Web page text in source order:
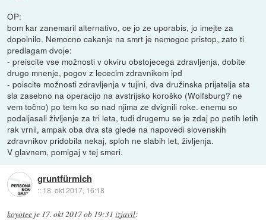
OP:
bom kar zanemaril alternativo, ce jo ze uporabis, jo imejte za
dopolnilo. Nemocno cakanje na smrt je nemogoc pristop, zato ti
predlagam dvoje:
- preiscite vse možnosti v okviru obstojecega zdravljenja, dobite
drugo mnenje, pogov z lececim zdravnikom ipd
- poiscite možnosti zdravljenja v tujini, dva družinska prijatelja sta
sla zasebno na operacijo na avstrijsko koroško (Wolfsburg? ne
vem točno) po tem ko so nad njima ze dvignili roke. enemu so
podaljasali življenje za tri leta, tudi drugemu se je zdaj po petih letih
rak vrnil, ampak oba dva sta glede na napovedi slovenskih
zdravnikov pridobila nekaj, sploh ne slabih let, življenja.
V glavnem, pomigaj v tej smeri.
gruntfürmich
:: 18. okt 2017, 16:18
koyotee je 17. okt 2017 ob 19:31 izjavil: